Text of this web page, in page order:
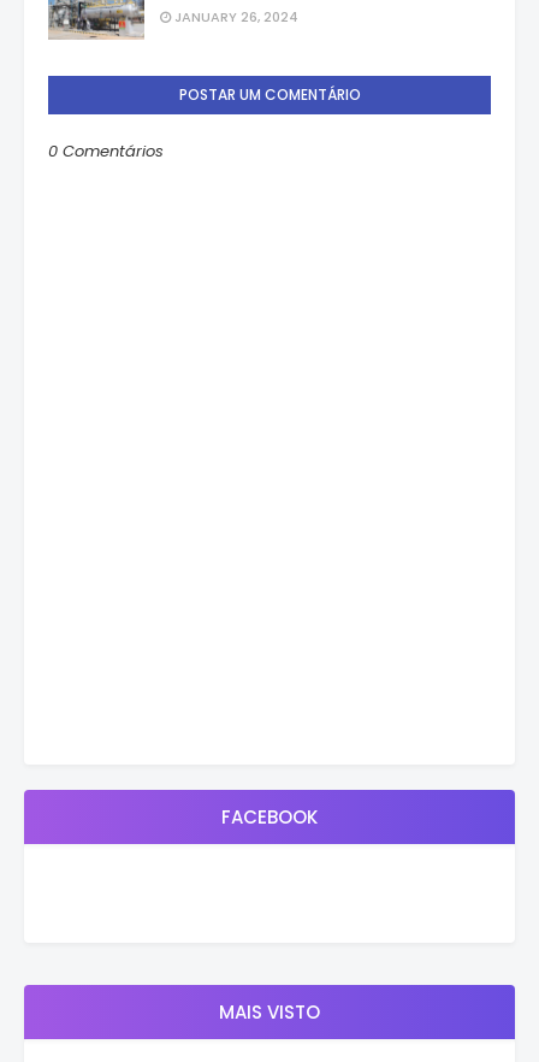
JANUARY 26, 2024
POSTAR UM COMENTÁRIO
0 Comentários
FACEBOOK
MAIS VISTO